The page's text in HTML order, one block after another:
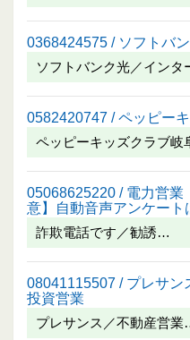
0368424575 / ソフトバ
ソフトバンク光／イン
0582420747 / ペッピー
ペッピーキッズクラブ岐
05068625220 / 電力営業
意】自動音声アンケート
詐欺電話です／勧誘…
08041115507 / プレサ
投資営業
プレサンス／不動産営